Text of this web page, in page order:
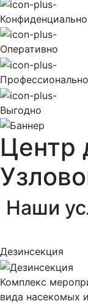
Конфиденциально
Оперативно
Профессионально
Выгодно
Центр
Наши
Дезинсекция
Комплекс
вида насекомых